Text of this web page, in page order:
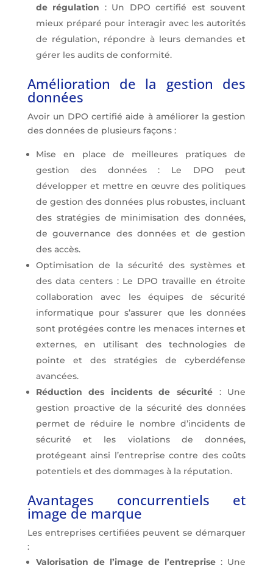
de régulation : Un DPO certifié est souvent
mieux préparé pour interagir avec les autorités
de régulation, répondre à leurs demandes et
gérer les audits de conformité.
Amélioration de la gestion des
données
Avoir un DPO certifié aide à améliorer la gestion
des données de plusieurs façons :
Mise en place de meilleures pratiques de
gestion des données : Le DPO peut
développer et mettre en œuvre des politiques
de gestion des données plus robustes, incluant
des stratégies de minimisation des données,
de gouvernance des données et de gestion
des accès.
Optimisation de la sécurité des systèmes et
des data centers : Le DPO travaille en étroite
collaboration avec les équipes de sécurité
informatique pour s’assurer que les données
sont protégées contre les menaces internes et
externes, en utilisant des technologies de
pointe et des stratégies de cyberdéfense
avancées.
Réduction des incidents de sécurité : Une
gestion proactive de la sécurité des données
permet de réduire le nombre d’incidents de
sécurité et les violations de données,
protégeant ainsi l’entreprise contre des coûts
potentiels et des dommages à la réputation.
Avantages concurrentiels et
image de marque
Les entreprises certifiées peuvent se démarquer
:
Valorisation de l’image de l’entreprise : Une